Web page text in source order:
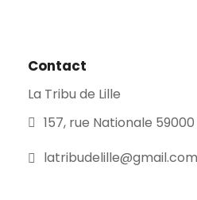
Contact
La Tribu de Lille
157, rue Nationale 59000
latribudelille@gmail.com